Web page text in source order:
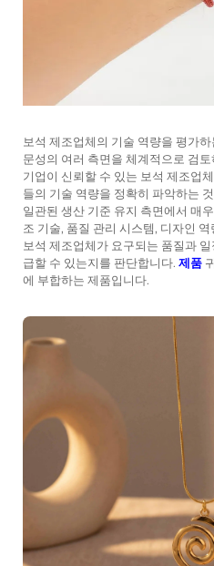
보석 제조업체의 기술 역량을 평가하
문성의 여러 측면을 체계적으로 검
기업이 신뢰할 수 있는 보석 제조업
들의 기술 역량을 정확히 파악하는
일관된 생산 기준 유지 측면에서 매
조 기술, 품질 관리 시스템, 디자인
보석 제조업체가 요구되는 품질과
급할 수 있는지를 판단합니다. 제품
에 부합하는 제품입니다.